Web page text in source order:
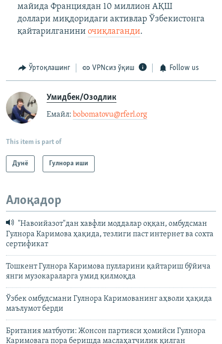
майида Франциядан 10 миллион АҚШ
доллари миқдоридаги активлар Ўзбекистонга
қайтарилганини очиқлаганди.
Ўртоқлашинг VPNсиз ўқиш Follow us
Умидбек/Озодлик
Емайл: ​ bobomatovu@rferl.org
This item is part of
Дунë Гулнора иши
Алоқадор
"Навоийазот"дан хавфли моддалар оққан, омбудсман
Гулнора Каримова ҳақида, тезлиги паст интернет ва сохта
сертификат
Тошкент Гулнора Каримова пулларини қайтариш бўйича
янги музокараларга умид қилмоқда
Ўзбек омбудсмани Гулнора Каримованинг аҳволи ҳақида
маълумот берди
Британия матбуоти: Жонсон партияси ҳомийси Гулнора
Каримовага пора беришда маслаҳатчилик қилган